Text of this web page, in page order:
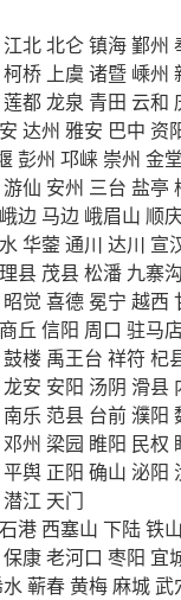
江北北仑镇海鄞州
柯桥 上虞 诸暨 嵊州
莲都龙泉 青田 云和
达州 雅安 巴中 资
彭州 邛崃 崇州 金堂
游仙 安州 三台 盐亭
峨边 马边 峨眉山 顺
华蓥 通川 达川 宣
理县 茂县松潘 九寨沟
昭觉 喜德 冕宁 越西
商丘 信阳 周口 驻马店
鼓楼 禹王台 祥符 杞
龙安 安阳 汤阴 滑县
南乐 范县 台前濮阳
邓州 梁园 睢阳 民权
平舆 正阳 确山 泌阳
潜江 天门
港 西塞山 下陆铁山
保康老河口 枣阳 宜
蕲春黄梅麻城武